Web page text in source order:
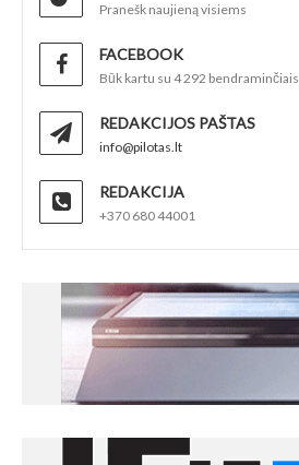
Pranešk naujieną visiems
FACEBOOK
Būk kartu su 4 292 bendraminčiais
REDAKCIJOS PAŠTAS
info@pilotas.lt
REDAKCIJA
+370 680 44001